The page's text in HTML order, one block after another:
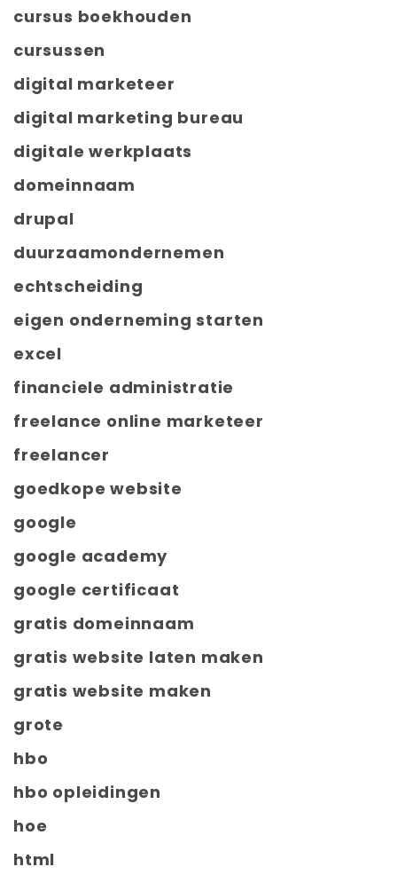
cursus boekhouden
cursussen
digital marketeer
digital marketing bureau
digitale werkplaats
domeinnaam
drupal
duurzaamondernemen
echtscheiding
eigen onderneming starten
excel
financiele administratie
freelance online marketeer
freelancer
goedkope website
google
google academy
google certificaat
gratis domeinnaam
gratis website laten maken
gratis website maken
grote
hbo
hbo opleidingen
hoe
html